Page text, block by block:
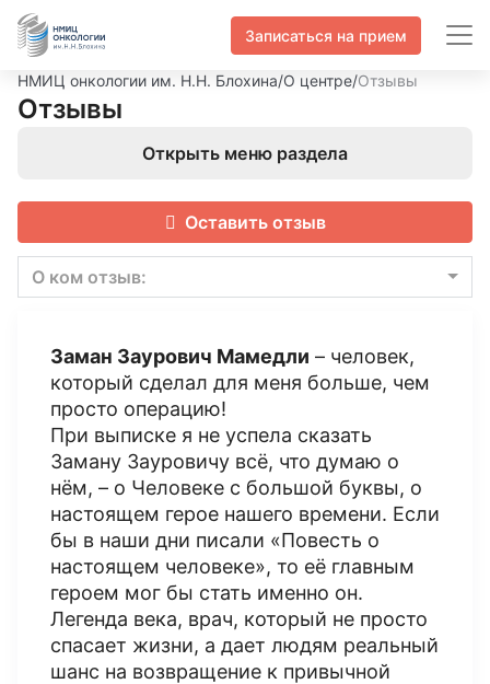
Записаться на прием
НМИЦ онкологии им. Н.Н. Блохина/О центре/Отзывы
Отзывы
Открыть меню раздела
Оставить отзыв
О ком отзыв:
Заман Заурович Мамедли – человек,
который сделал для меня больше, чем
просто операцию!
При выписке я не успела сказать
Заману Зауровичу всё, что думаю о
нём, – о Человеке с большой буквы, о
настоящем герое нашего времени. Если
бы в наши дни писали «Повесть о
настоящем человеке», то её главным
героем мог бы стать именно он.
Легенда века, врач, который не просто
спасает жизни, а дает людям реальный
шанс на возвращение к привычной